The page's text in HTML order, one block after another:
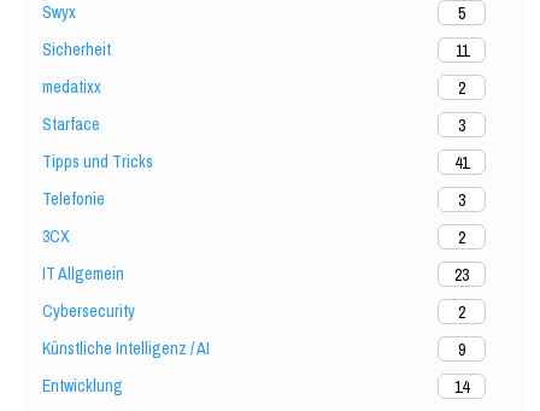
Swyx
5
Sicherheit
11
medatixx
2
Starface
3
Tipps und Tricks
41
Telefonie
3
3CX
2
IT Allgemein
23
Cybersecurity
2
Künstliche Intelligenz / AI
9
Entwicklung
14